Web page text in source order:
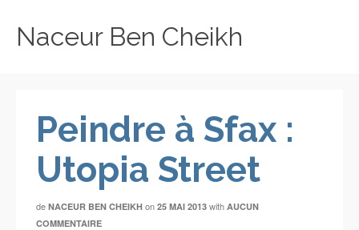
Naceur Ben Cheikh
Peindre à Sfax :
Utopia Street
de NACEUR BEN CHEIKH on 25 MAI 2013 with AUCUN
COMMENTAIRE